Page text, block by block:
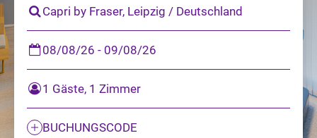
Capri by Fraser, Leipzig / Deutschland
08/08/26 - 09/08/26
1 Gäste, 1 Zimmer
BUCHUNGSCODE